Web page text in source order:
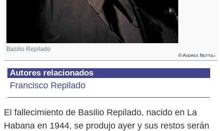
Basilio Repilado
© Andrea Nottoli
Autores relacionados
Francisco Repilado
El fallecimiento de Basilio Repilado, nacido en La
Habana en 1944, se produjo ayer y sus restos serán